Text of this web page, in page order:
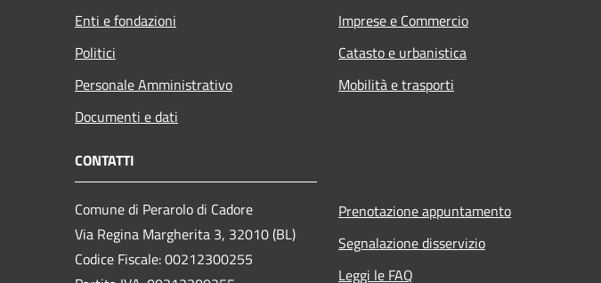
Enti e fondazioni
Politici
Personale Amministrativo
Documenti e dati
Imprese e Commercio
Catasto e urbanistica
Mobilità e trasporti
CONTATTI
Comune di Perarolo di Cadore
Via Regina Margherita 3, 32010 (BL)
Codice Fiscale: 00212300255
Prenotazione appuntamento
Segnalazione disservizio
Leggi le FAQ